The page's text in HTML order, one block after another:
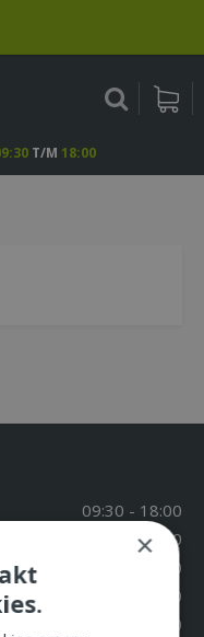
T/M 18:00
09:30 - 18:00
09:30 - 18:00
09:30 - 18:00
09:30 - 18:00
09:30 - 18:00
×